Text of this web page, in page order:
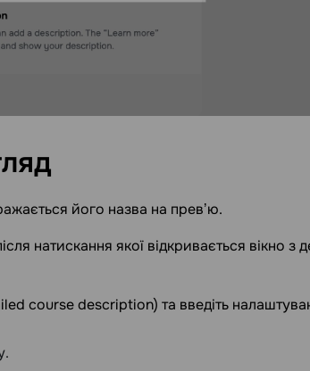
його назва на превʼю.
натискання якої відкривається вікно з
course description) та введіть